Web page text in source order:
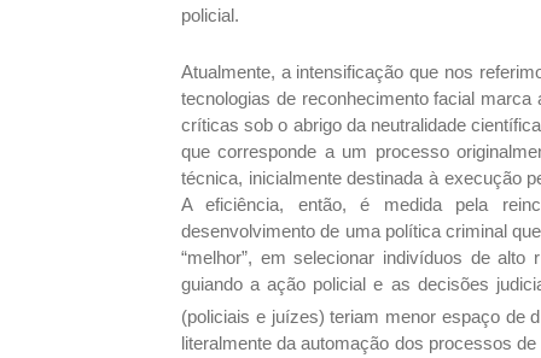
policial.
Atualmente, a intensificação que nos
tecnologias de reconhecimento facial
críticas sob o abrigo da neutralidade
que corresponde a um processo
técnica, inicialmente destinada à execução
A eficiência, então, é medida pela
desenvolvimento de uma política criminal
“melhor”, em selecionar indivíduos de
guiando a ação policial e as decisões
(policiais e juízes) teriam menor espaço de
literalmente da automação dos processos